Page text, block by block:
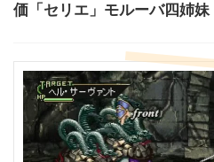
価「セリエ」モルーバ四姉